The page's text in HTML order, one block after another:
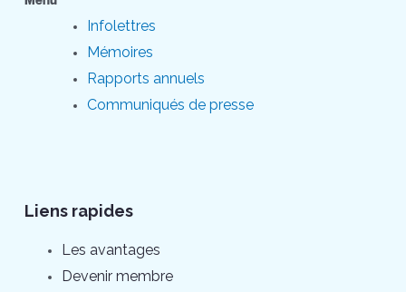
Infolettres
Mémoires
Rapports annuels
Communiqués de presse
Liens rapides
Les avantages
Devenir membre